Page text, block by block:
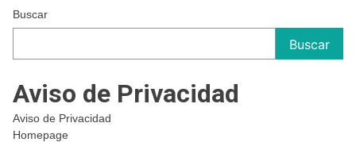
Buscar
Buscar
Aviso de Privacidad
Aviso de Privacidad
Homepage